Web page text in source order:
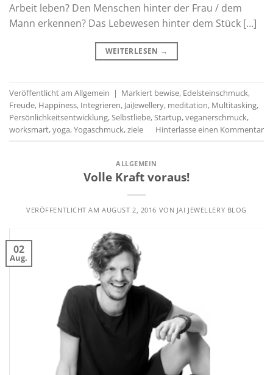
Arbeit leben? Den Menschen hinter der Frau / dem
Mann erkennen? Das Lebewesen hinter dem Stück […]
WEITERLESEN →
Veröffentlicht am Allgemein | Markiert bewise, Edelsteinschmuck,
Freude, Happiness, Integrieren, JaiJewellery, meditation, Multitasking,
Persönlichkeitsentwicklung,Selbstliebe,Startup,veganerschmuck,
worksmart,yoga,Yogaschmuck,ziele Hinterlasse einen Kommentar
ALLGEMEIN
Volle Kraft voraus!
VERÖFFENTLICHT AMAUGUST 2, 2016 VON JAI JEWELLERY BLOG
02
Aug.